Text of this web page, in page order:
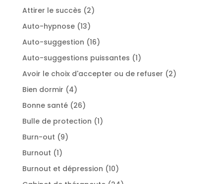
produit
Attirer le succès 22
Auto-hypnose 1313
produits
Auto-suggestion 1616
produits
Auto-suggestions puissantes 11
produit
Avoir le choix d'accepter ou de refuser 22
Bien dormir 44
produits
Bonne santé 2626
produits
Bulle de protection 11
Burn-out 99
Burnout 11
produit
Burnout et dépression 1010
produits